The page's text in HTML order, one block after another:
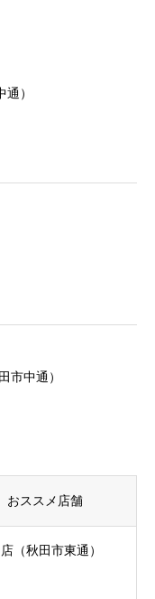
）
市中通）
おススメ店舗
（秋田市東通）